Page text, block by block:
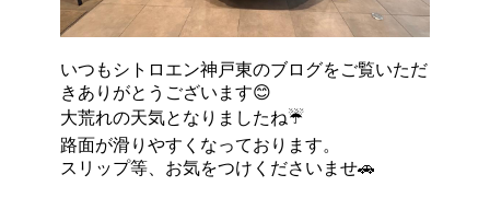
いつもシトロエン神戸東のブログをご覧いただ
きありがとうございます😊
大荒れの天気となりましたね☔
路面が滑りやすくなっております。
スリップ等、お気をつけくださいませ🚗